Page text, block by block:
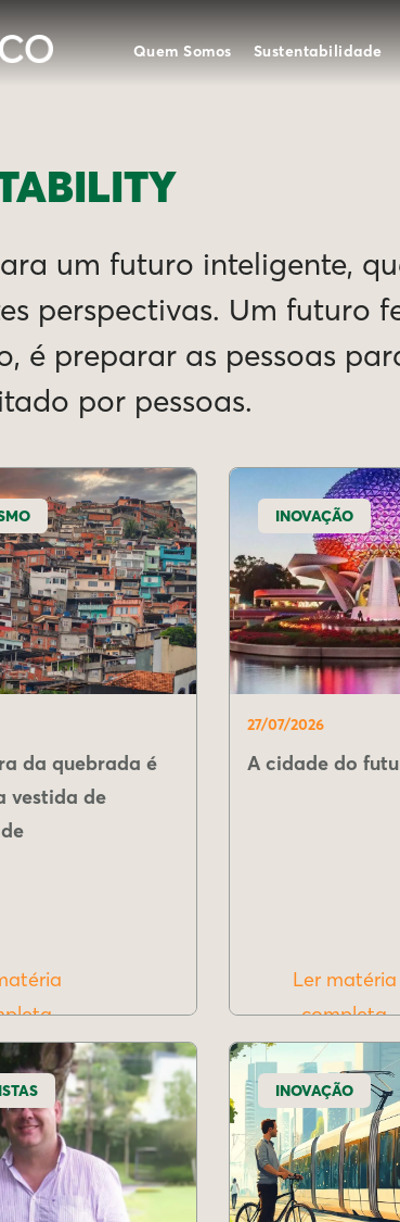
Quem Somos Sustentabilidade
um futuro inteligente,
perspectivas. Um futuro
é preparar as pessoas
por pessoas.
da quebrada é
vestida de
INOVAÇÃO
27/07/2026
A cidade do
Ler matéria
completa
INOVAÇÃO